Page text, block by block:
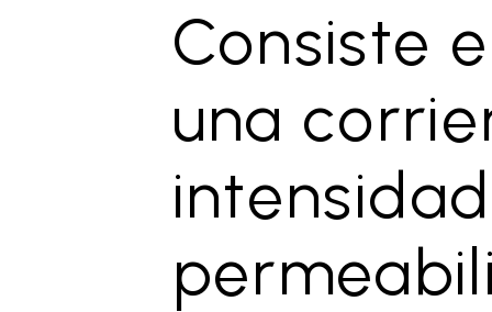
Consiste
una